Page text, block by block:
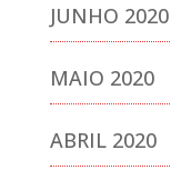
JUNHO 2020
MAIO 2020
ABRIL 2020